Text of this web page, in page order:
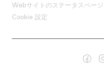
Webサイトのステータスページ
Cookie 設定